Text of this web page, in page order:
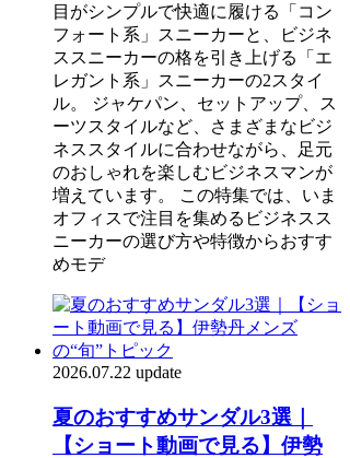
目がシンプルで快適に履ける「コン
フォート系」スニーカーと、ビジネ
ススニーカーの格を引き上げる「エ
レガント系」スニーカーの2スタイ
ル。 ジャケパン、セットアップ、ス
ーツスタイルなど、さまざまなビジ
ネススタイルに合わせながら、足元
のおしゃれを楽しむビジネスマンが
増えています。 この特集では、いま
オフィスで注目を集めるビジネスス
ニーカーの選び方や特徴からおすす
めモデ
2026.07.22 update
夏のおすすめサンダル3選｜
【ショート動画で見る】伊勢